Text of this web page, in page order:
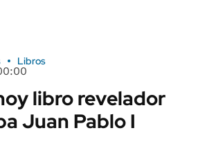
Libros
libro revelador
Juan Pablo I